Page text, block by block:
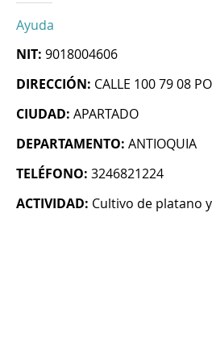
Ayuda
NIT: 9018004606
DIRECCIÓN: CALLE 100 79 08
CIUDAD: APARTADO
DEPARTAMENTO: ANTIOQUIA
TELÉFONO: 3246821224
ACTIVIDAD: Cultivo de platano